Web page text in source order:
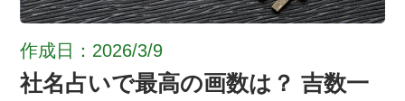
作成日：2026/3/9
社名占いで最高の画数は？ 吉数一